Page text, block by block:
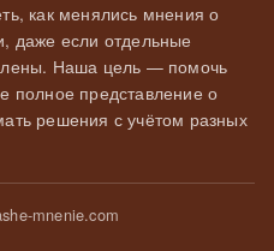
как менялись мнения о
даже если отдельные
Наша цель — помочь
полное представление о
решения с учётом разных
mnenie.com